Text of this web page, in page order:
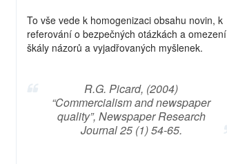
To vše vede k homogenizaci obsahu novin, k
referování o bezpečných otázkách a omezení
škály názorů a vyjadřovaných myšlenek.
R.G. Picard, (2004)
“Commercialism and newspaper
quality”, Newspaper Research
Journal 25 (1) 54-65.